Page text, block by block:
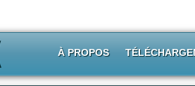
À PROPOS